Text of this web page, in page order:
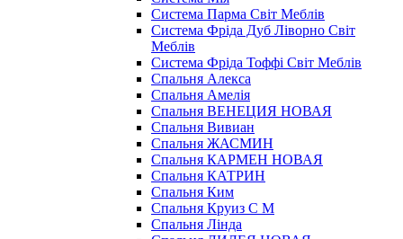
Система Парма Свiт Меблiв
Система Фріда Дуб Ліворно Світ
Меблів
Система Фріда Тоффі Світ Меблів
Спальня Алекса
Спальня Амелія
Спальня ВЕНЕЦИЯ НОВАЯ
Спальня Вивиан
Спальня ЖАСМИН
Спальня КАРМЕН НОВАЯ
Спальня КАТРИН
Спальня Ким
Спальня Круиз С М
Спальня Лінда